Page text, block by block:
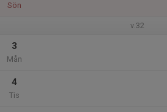
Sön
v.32
3
Mån
4
Tis